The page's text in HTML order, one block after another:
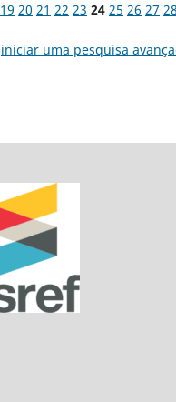
19 20 21 22 23 24 25 26 27 28
iniciar uma pesquisa